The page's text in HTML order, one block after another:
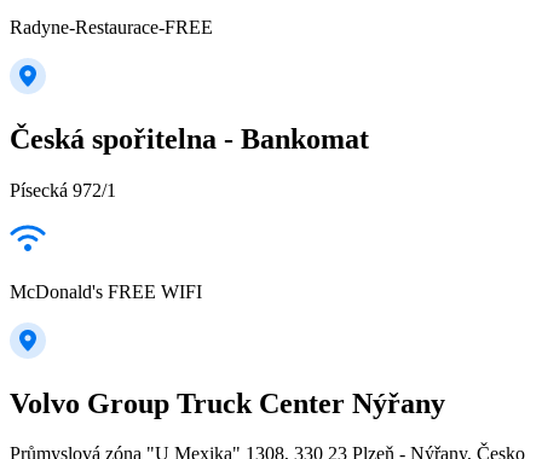
Radyne-Restaurace-FREE
Česká spořitelna - Bankomat
Písecká 972/1
McDonald's FREE WIFI
Volvo Group Truck Center Nýřany
Průmyslová zóna "U Mexika" 1308, 330 23 Plzeň - Nýřany, Česko